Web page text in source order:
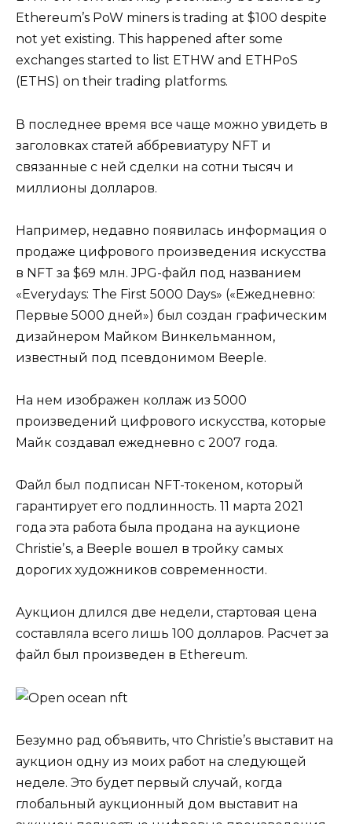
Ethereum’s PoW miners is trading at $100 despite
not yet existing. This happened after some
exchanges started to list ETHW and ETHPoS
(ETHS) on their trading platforms.
В последнее время все чаще можно увидеть в
заголовках статей аббревиатуру NFT и
связанные с ней сделки на сотни тысяч и
миллионы долларов.
Например, недавно появилась информация о
продаже цифрового произведения искусства
в NFT за $69 млн. JPG-файл под названием
«Everydays: The First 5000 Days» («Ежедневно:
Первые 5000 дней») был создан графическим
дизайнером Майком Винкельманном,
известный под псевдонимом Beeple.
На нем изображен коллаж из 5000
произведений цифрового искусства, которые
Майк создавал ежедневно с 2007 года.
Файл был подписан NFT-токеном, который
гарантирует его подлинность. 11 марта 2021
года эта работа была продана на аукционе
Christieʼs, а Beeple вошел в тройку самых
дорогих художников современности.
Аукцион длился две недели, стартовая цена
составляла всего лишь 100 долларов. Расчет за
файл был произведен в Ethereum.
Безумно рад объявить, что Christie’s выставит на
аукцион одну из моих работ на следующей
неделе. Это будет первый случай, когда
глобальный аукционный дом выставит на